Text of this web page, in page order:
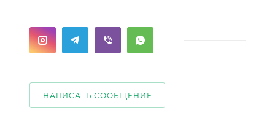
НАПИСАТЬ СООБЩЕНИЕ